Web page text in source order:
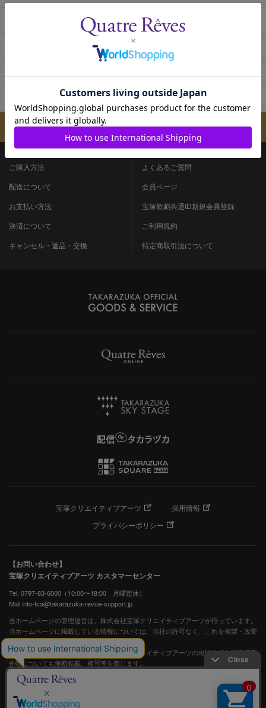
メールマガジンのご案内
ご購入方法
配送について
お支払い方法
決済について
キャンセル・返品・交換
よくあるご質問
会員ページ
宝塚歌劇共通ID新規会員登録
ご利用規約
特定商取引法について
宝塚クリエイティブアーツ
採用情報
プライバシーポリシー
【お問い合わせ】
宝塚クリエイティブアーツ カスタマーセンター
Tel. 0797-83-6000（10:00〜18:00 月曜定休）
Mail info-tca@takarazuka-revue-support.jp
当ホームページの管理運営は、株式会社宝塚クリエイティブアーツが行っています。
当ホームページに掲載している情報については、当社の許可なく、これを複製・改変
することを固く禁止します。
また、阪急電鉄並びに宝塚歌劇団、宝塚クリエイティブアーツの出版物ほか写真等著
作物についても無断転載、複写等を禁じます。
宝塚歌劇公式ホームページ
JASRAC許諾番号：S0507081515